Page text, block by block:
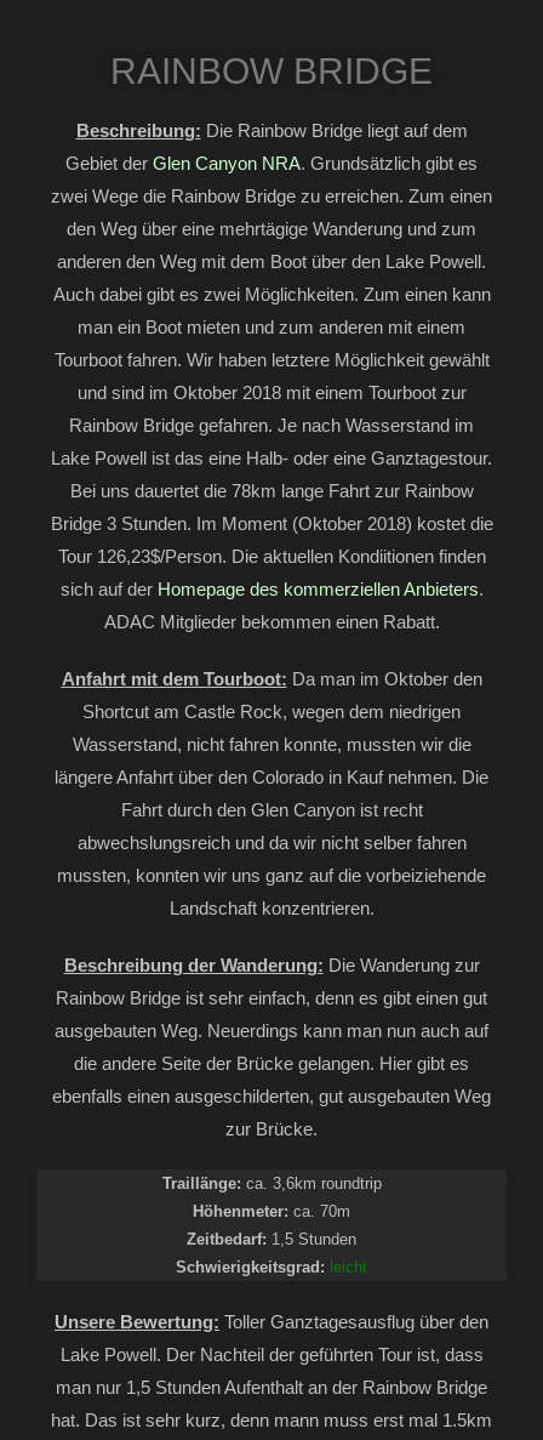
RAINBOW BRIDGE
Beschreibung: Die Rainbow Bridge liegt auf dem
Gebiet der Glen Canyon NRA. Grundsätzlich gibt es
zwei Wege die Rainbow Bridge zu erreichen. Zum einen
den Weg über eine mehrtägige Wanderung und zum
anderen den Weg mit dem Boot über den Lake Powell.
Auch dabei gibt es zwei Möglichkeiten. Zum einen kann
man ein Boot mieten und zum anderen mit einem
Tourboot fahren. Wir haben letztere Möglichkeit gewählt
und sind im Oktober 2018 mit einem Tourboot zur
Rainbow Bridge gefahren. Je nach Wasserstand im
Lake Powell ist das eine Halb- oder eine Ganztagestour.
Bei uns dauertet die 78km lange Fahrt zur Rainbow
Bridge 3 Stunden. Im Moment (Oktober 2018) kostet die
Tour 126,23$/Person. Die aktuellen Kondiitionen finden
sich auf der Homepage des kommerziellen Anbieters.
ADAC Mitglieder bekommen einen Rabatt.
Anfahrt mit dem Tourboot: Da man im Oktober den
Shortcut am Castle Rock, wegen dem niedrigen
Wasserstand, nicht fahren konnte, mussten wir die
längere Anfahrt über den Colorado in Kauf nehmen. Die
Fahrt durch den Glen Canyon ist recht
abwechslungsreich und da wir nicht selber fahren
mussten, konnten wir uns ganz auf die vorbeiziehende
Landschaft konzentrieren.
Beschreibung der Wanderung: Die Wanderung zur
Rainbow Bridge ist sehr einfach, denn es gibt einen gut
ausgebauten Weg. Neuerdings kann man nun auch auf
die andere Seite der Brücke gelangen. Hier gibt es
ebenfalls einen ausgeschilderten, gut ausgebauten Weg
zur Brücke.
Traillänge: ca. 3,6km roundtrip
Höhenmeter: ca. 70m
Zeitbedarf: 1,5 Stunden
Schwierigkeitsgrad: leicht
Unsere Bewertung: Toller Ganztagesausflug über den
Lake Powell. Der Nachteil der geführten Tour ist, dass
man nur 1,5 Stunden Aufenthalt an der Rainbow Bridge
hat. Das ist sehr kurz, denn mann muss erst mal 1.5km